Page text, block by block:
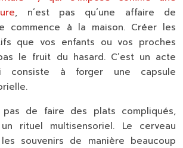
, n’est pas qu’une affaire de
commence à la maison. Créer les
que vos enfants ou vos proches
le fruit du hasard. C’est un acte
consiste à forger une capsule
.
pas de faire des plats compliqués,
rituel multisensoriel. Le cerveau
souvenirs de manière beaucoup